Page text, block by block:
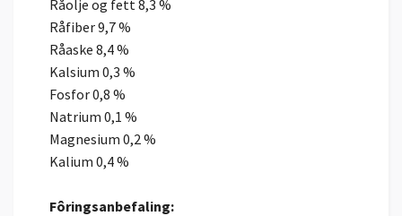
Råolje og fett 8,3 %
Råfiber 9,7 %
Råaske 8,4 %
Kalsium 0,3 %
Fosfor 0,8 %
Natrium 0,1 %
Magnesium 0,2 %
Kalium 0,4 %
Fôringsanbefaling: